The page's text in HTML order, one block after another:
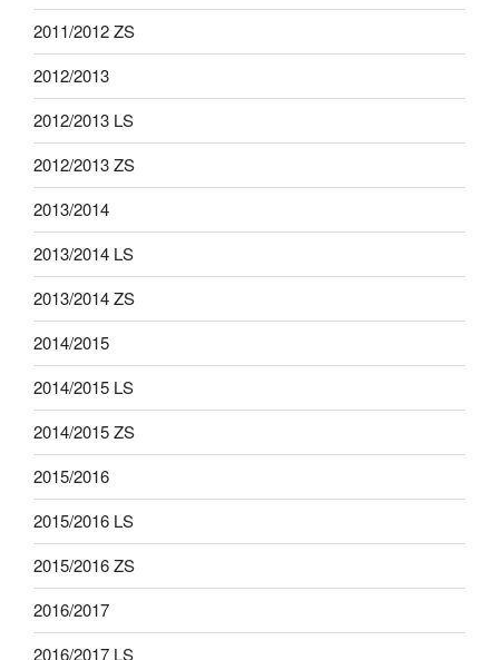
2011/2012 ZS
2012/2013
2012/2013 LS
2012/2013 ZS
2013/2014
2013/2014 LS
2013/2014 ZS
2014/2015
2014/2015 LS
2014/2015 ZS
2015/2016
2015/2016 LS
2015/2016 ZS
2016/2017
2016/2017 LS